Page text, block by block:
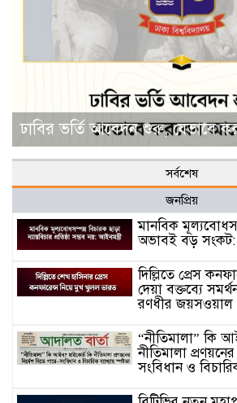
ঢাবির ভর্তি আবেদন শুরু, যেভাবে
সর্বশেষ
জনপ্রিয়
মানবিক
অভাবই বড় সংকট:
দিল্লিতে প্রেস
দেয়া বক্তব্যে
রণধীর জয়সওয়াল
“নীতিমালা” কি
নীতিমালা
সংবিধান ও